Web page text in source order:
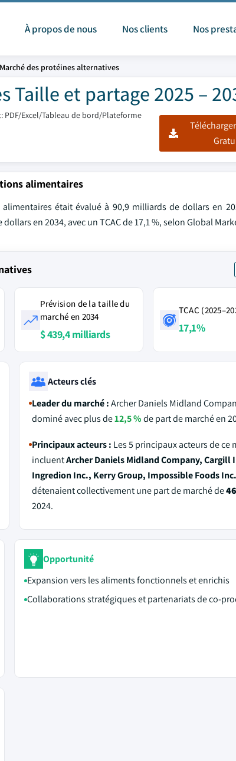
À propos de nous Nos clients Nos
Marché des protéines alternatives
et partage 2025 –
PDF/Excel/Tableau de bord/Plateforme
alimentaires
était évalué à 90,9 milliards de dollars en
en 2034, avec un TCAC de 17,1 %, selon Global
Prévision de la taille du
marché en 2034
$ 439,4 milliards
TCAC
17,1%
Acteurs clés
Leader du marché :Archer Daniels Midland
dominé avec plus de12,5 %de part de marché en
Principaux acteurs : Les 5 principaux acteurs de ce
incluentArcher Daniels Midland Company, Cargill
Ingredion Inc., Kerry Group, Impossible Foods Inc.
détenaient collectivement une part de marché de
2024.
Opportunité
Expansion vers les aliments fonctionnels et enrichis
Collaborations stratégiques et partenariats de co-